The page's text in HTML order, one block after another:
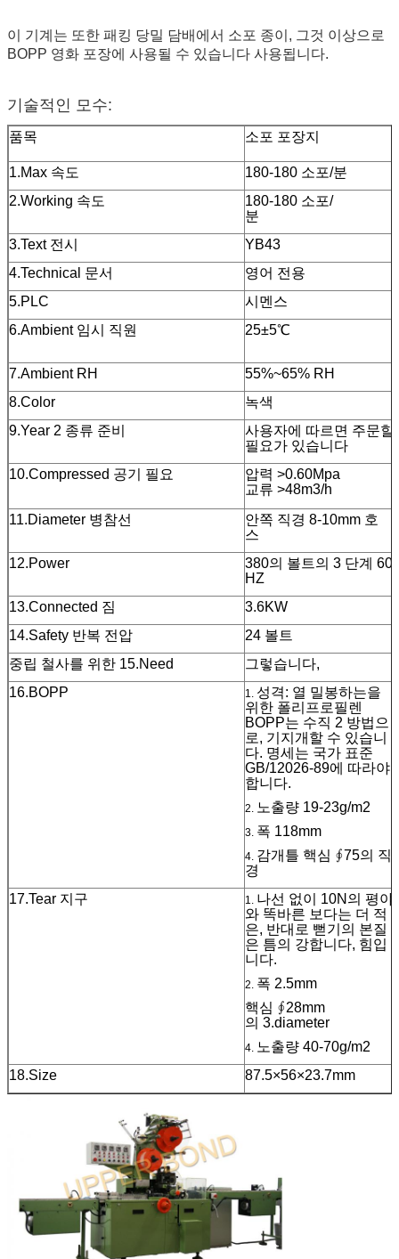
이 기계는 또한 패킹 당밀 담배에서 소포 종이, 그것 이상으로
BOPP 영화 포장에 사용될 수 있습니다 사용됩니다.
기술적인 모수:
품목 소포 포장지
1.Max 속도
180-180 소포/분
2.Working 속도
180-180 소포/
분
3.Text 전시
YB43
4.Technical 문서
영어 전용
5.PLC
시멘스
6.Ambient 임시 직원
25±5℃
7.Ambient RH
55%~65% RH
8.Color
녹색
9.Year 2 종류 준비
사용자에 따르면 주문할
필요가 있습니다
10.Compressed 공기 필요
압력 >0.60Mpa
교류 >48m3/h
11.Diameter 병참선
안쪽 직경 8-10mm 호
스
12.Power 380의 볼트의 3 단계 60
HZ
13.Connected 짐
3.6KW
14.Safety 반복 전압
24 볼트
중립 철사를 위한 15.Need
그렇습니다,
16.BOPP
1. 성격: 열 밀봉하는을
위한 폴리프로필렌
BOPP는 수직 2 방법으
로, 기지개할 수 있습니
다. 명세는 국가 표준
GB/12026-89에 따라야
합니다.
2. 노출량 19-23g/m2
3. 폭 118mm
4. 감개틀 핵심 ∮75의 직
경
17.Tear 지구
1. 나선 없이 10N의 평야
와 똑바른 보다는 더 적
은, 반대로 뻗기의 본질
은 틈의 강합니다, 힘입
니다.
2. 폭 2.5mm
핵심 ∮28mm
의 3.diameter
4. 노출량 40-70g/m2
18.Size
87.5×56×23.7mm